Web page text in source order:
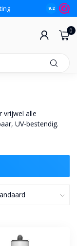
9.2
0
vrijwel alle
UV-bestendig.